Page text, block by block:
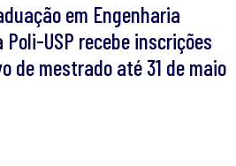
em Engenharia
Poli-USP recebe inscrições
de mestrado até 31 de maio